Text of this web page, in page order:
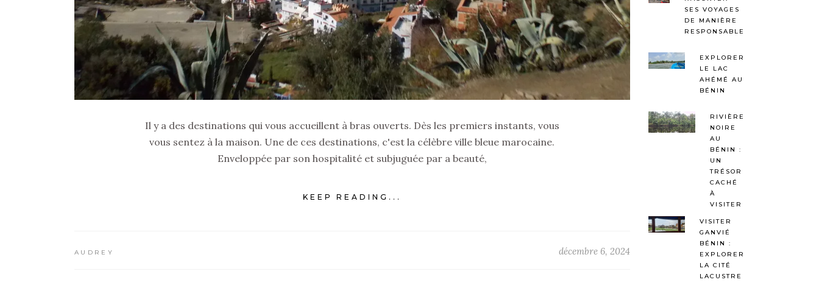
Il y a des destinations qui vous accueillent à bras ouverts. Dès les premiers instants, vous
vous sentez à la maison. Une de ces destinations, c'est la célèbre ville bleue marocaine.
Enveloppée par son hospitalité et subjuguée par a beauté,
KEEP READING...
AUDREY décembre 6, 2024
SES VOYAGES
DE MANIÈRE
RESPONSABLE
EXPLORER
LE LAC
AHÉMÉ AU
BÉNIN
RIVIÈRE
NOIRE
AU
BÉNIN :
UN
TRÉSOR
CACHÉ
À
VISITER
VISITER
GANVIÉ
BÉNIN :
EXPLORER
LA CITÉ
LACUSTRE